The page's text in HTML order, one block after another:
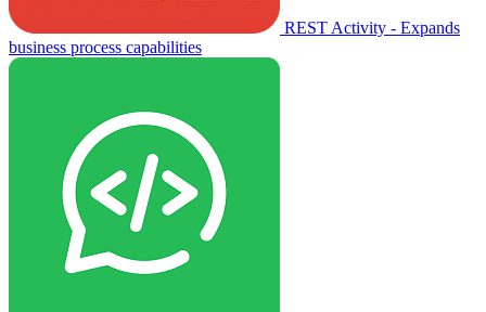
REST Activity - Expands
business process capabilities